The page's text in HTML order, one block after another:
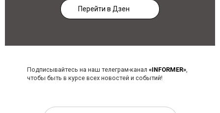
Перейти в Дзен
Подписывайтесь на наш телеграм-канал «INFORMER»,
чтобы быть в курсе всех новостей и событий!